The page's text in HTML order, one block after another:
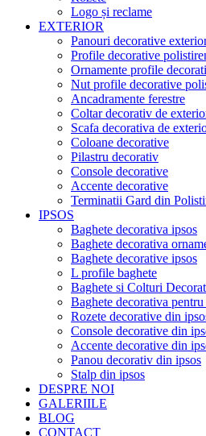
Logo și reclame
EXTERIOR
Panouri decorative
Profile decorative
Ornamente profile
Nut profile decorative
Ancadramente ferestre
Coltar decorativ de
Scafa decorativa de
Coloane decorative
Pilastru decorativ
Console decorative
Accente decorative
Terminatii Gard din
IPSOS
Baghete decorativa ipsos
Baghete decorativa
Baghete decorative ipsos
L profile baghete
Baghete si Colturi
Baghete decorativa
Rozete decorative din
Console decorative din
Accente decorative din
Panou decorativ din ipsos
Stalp din ipsos
DESPRE NOI
GALERIILE
BLOG
CONTACT